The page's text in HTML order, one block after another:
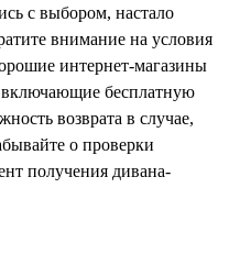
с выбором, настало
внимание на условия
интернет-магазины
включающие бесплатную
возврата в случае,
о проверки
получения дивана-